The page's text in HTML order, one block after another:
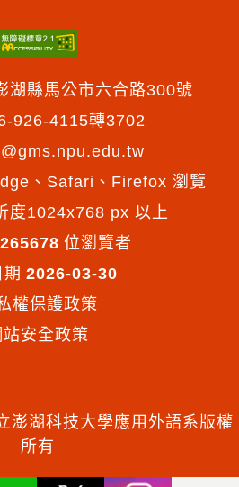
湖縣馬公市六合路300號
926-4115轉3702
、Safari、Firefox 瀏覽
度1024x768 px 以上
265678 位瀏覽者
2026-03-30
權保護政策
站安全政策
湖科技大學應用外語系版權
所有